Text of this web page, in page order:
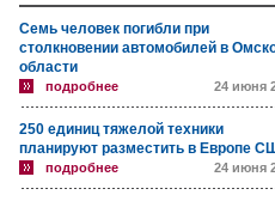
Семь человек погибли при
столкновении автомобилей в
области
подробнее 24 июня
250 единиц тяжелой техники
планируют разместить в Европе
подробнее 24 июня